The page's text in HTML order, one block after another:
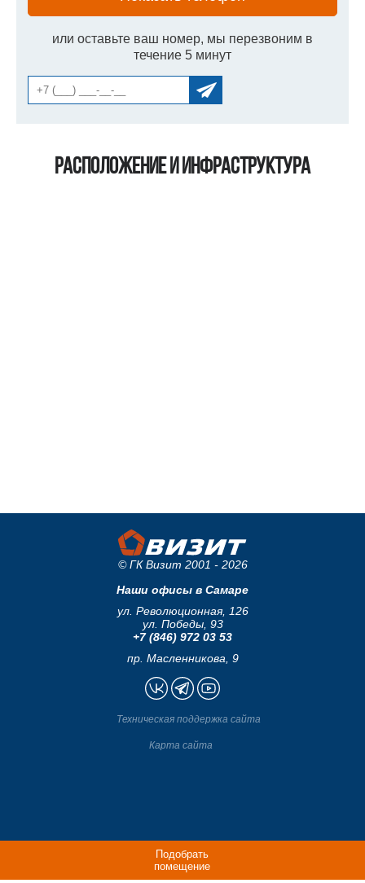
или оставьте ваш номер, мы перезвоним в
течение 5 минут
Расположение и инфраструктура
Подобрать
помещение
© ГК Визит 2001 - 2026
Наши офисы в Самаре
ул. Революционная, 126
ул. Победы, 93
+7 (846) 972 03 53
пр. Масленникова, 9
Техническая поддержка сайта
Карта сайта